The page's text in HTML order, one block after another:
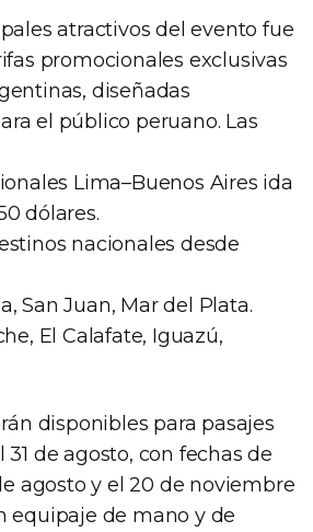
atractivos del evento fue
promocionales exclusivas
diseñadas
el público peruano. Las
Lima–Buenos Aires ida
dólares.
nacionales desde
San Juan, Mar del Plata.
El Calafate, Iguazú,
disponibles para pasajes
de agosto, con fechas de
agosto y el 20 de noviembre
equipaje de mano y de